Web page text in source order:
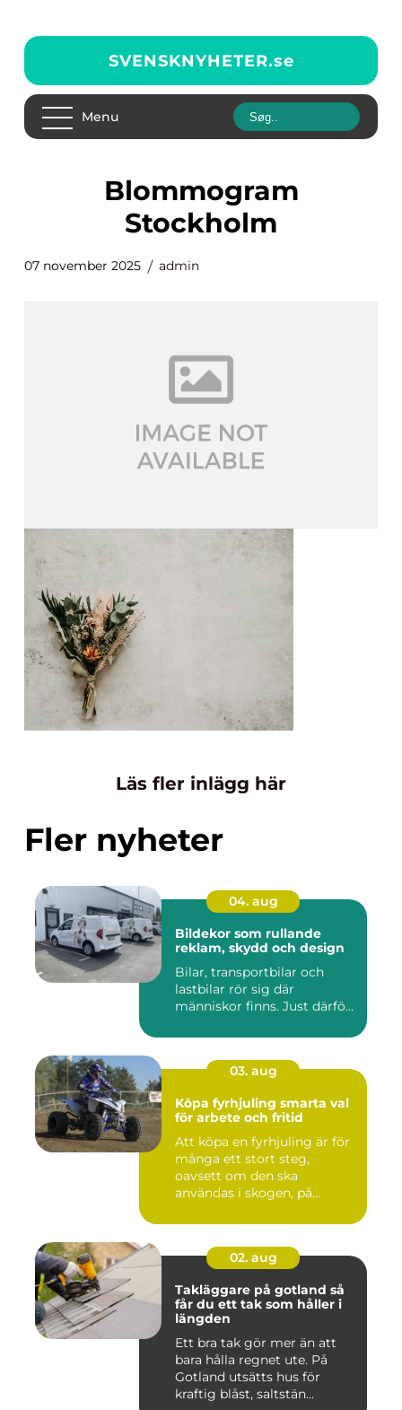
SVENSKNYHETER.se
Menu
blommogram
Stockholm
07 november 2025 admin
Läs fler inlägg här
Fler nyheter
04. aug
Bildekor som rullande
reklam, skydd och design
Bilar, transportbilar och
lastbilar rör sig där
människor finns. Just därfö...
03. aug
Köpa fyrhjuling smarta val
för arbete och fritid
Att köpa en fyrhjuling är för
många ett stort steg,
oavsett om den ska
användas i skogen, på
02. aug
Takläggare på gotland så
får du ett tak som håller i
längden
Ett bra tak gör mer än att
bara hålla regnet ute. På
Gotland utsätts hus för
kraftig blåst, saltstän...